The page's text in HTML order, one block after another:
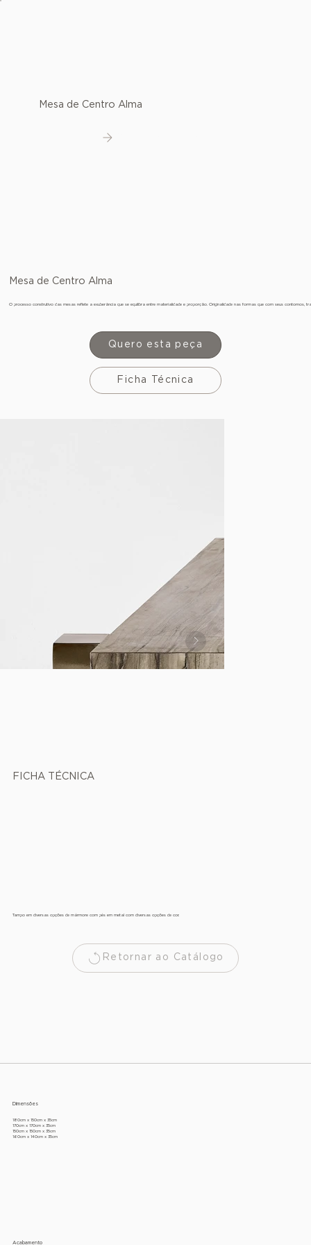
Mesa de Centro Alma
Mesa de Centro Alma
O processo construtivo das mesas reflete a exuberância que se equilibra entre materialidade e proporção. Originalidade nas formas que com seus contornos,
Quero esta peça
Ficha Técnica
FICHA TÉCNICA
Tampo em diversas opções de mármore com pés em metal com diversas opções de cor.
Retornar ao Catálogo
Dimensões
180cm x 150cm x 35cm
170cm x 170cm x 35cm
150cm x 150cm x 35cm
160cm x 140cm x 35cm
Acabamento